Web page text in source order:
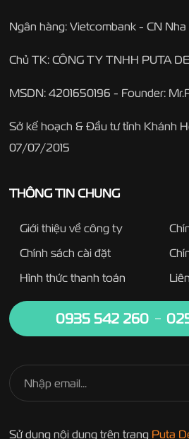
Ngân hàng: Vietcombank - CN Nha
Chủ TK: CÔNG TY TNHH PUTA
MSDN: 4201650196 - Founder:
Sở kế hoạch & Đầu tư tỉnh Khánh
07/07/2015
THÔNG TIN CHUNG
Giới thiệu về công ty
Chính sách cài đặt
Hình thức thanh toán
0935 542 260
Sử dụng nội dung trên trang Puta